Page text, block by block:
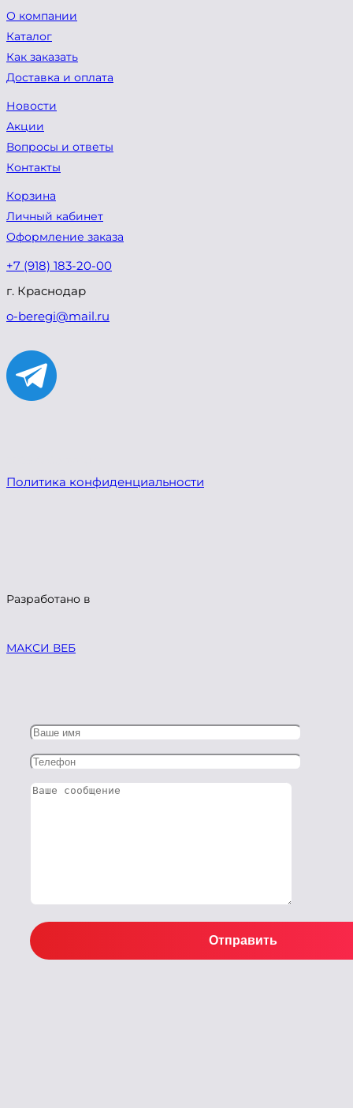
О компании
Каталог
Как заказать
Доставка и оплата
Новости
Акции
Вопросы и ответы
Контакты
Корзина
Личный кабинет
Оформление заказа
+7 (918) 183-20-00
г. Краснодар
o-beregi@mail.ru
Политика конфиденциальности
Разработано в
МАКСИ ВЕБ